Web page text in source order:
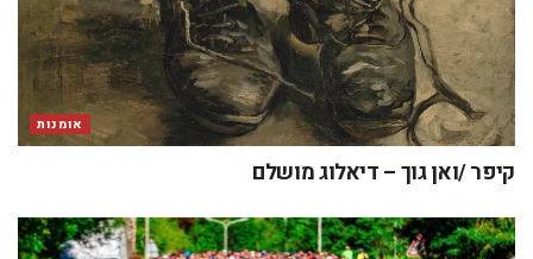
אומנות
קיפר /ואן גוך – דיאלוג מושלם